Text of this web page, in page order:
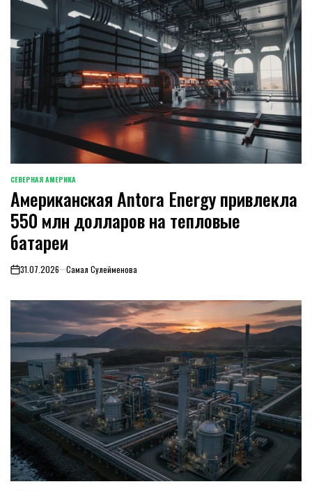
ОПУБЛИКОВАНО
В
СЕВЕРНАЯ АМЕРИКА
Американская Antora Energy привлекла
550 млн долларов на тепловые
батареи
on31.07.2026 Самал Сулейменова